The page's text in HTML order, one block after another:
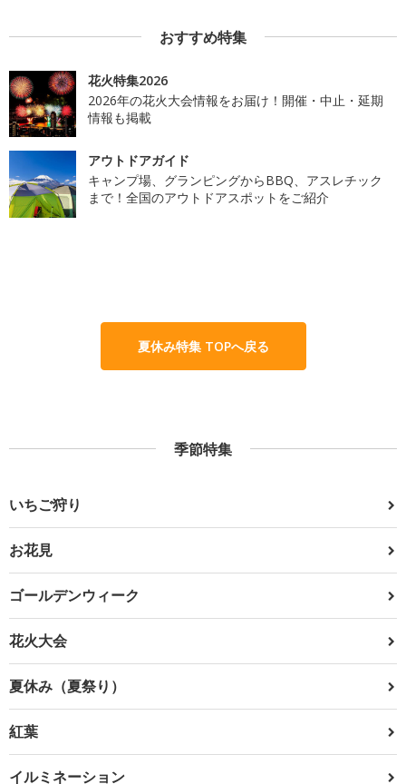
おすすめ特集
花火特集2026
2026年の花火大会情報をお届け！開催・中止・延期
情報も掲載
アウトドアガイド
キャンプ場、グランピングからBBQ、アスレチック
まで！全国のアウトドアスポットをご紹介
夏休み特集 TOPへ戻る
季節特集
いちご狩り
お花見
ゴールデンウィーク
花火大会
夏休み（夏祭り）
紅葉
イルミネーション